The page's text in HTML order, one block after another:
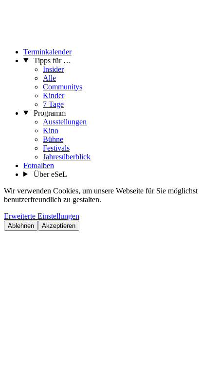
Terminkalender
Tipps für …
Insider
Alle
Communitys
Kinder
7 Tage
Programm
Ausstellungen
Kino
Bühne
Festivals
Jahresüberblick
Fotoalben
Über eSeL
Wir verwenden Cookies, um unsere Webseite für Sie möglichst
benutzerfreundlich zu gestalten.
Erweiterte Einstellungen
Ablehnen Akzeptieren